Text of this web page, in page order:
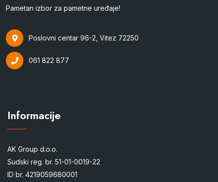
Pametan izbor za pametne uređaje!
Poslovni centar 96-2, Vitez 72250
061 822 877
Informacije
AK Group d.o.o.
Sudski reg. br. 51-01-0019-22
ID br. 4219059680001